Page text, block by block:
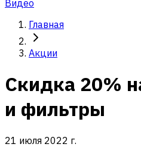
Видео
Главная
Акции
Скидка 20%
и фильтры
21 июля 2022 г.